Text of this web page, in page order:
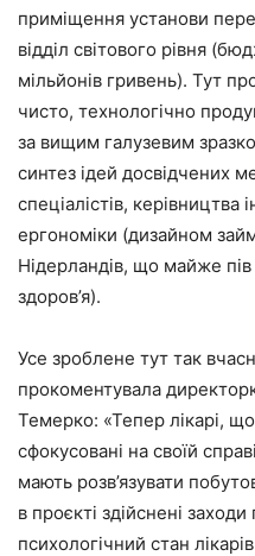
приміщення установи
відділ світового рівня
мільйонів гривень). Тут
чисто, технологічно
за вищим галузевим
синтез ідей досвідчених
спеціалістів, керівництва
ергономіки (дизайном
Нідерландів, що майже пів
здоров’я).
Усе зроблене тут так
прокоментувала
Темерко: «Тепер лікарі,
сфокусовані на своїй
мають розв’язувати
в проєкті здійснені
психологічний стан